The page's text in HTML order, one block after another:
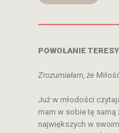
POWOŁANIE TERESY
Zrozumiałam, że
Już w młodości
mam w sobie tę samą
największych w